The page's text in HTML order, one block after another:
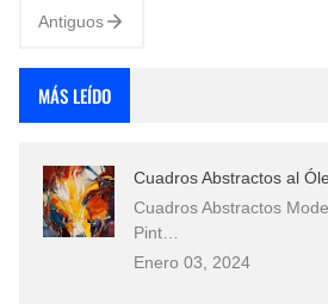
Antiguos
MÁS LEÍDO
Cuadros Abstractos al
Cuadros Abstractos
Pint…
Enero 03, 2024